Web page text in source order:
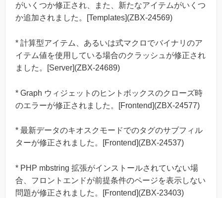
がいくつか修正され、また、新たなアイテムがいくつ
か追加されました。[Templates](ZBX-24569)
* 計算型アイテム、あるいは式マクロでバイナリのア
イテム値を使用している場合のクラッシュが修正され
ました。[Server](ZBX-24689)
* Graph ウィジェットのヒントボックスのクローズ時
のエラーが修正されました。[Frontend](ZBX-24577)
* 最新データのキオスクモードでのタグのサブフィル
ターが修正されました。[Frontend](ZBX-24537)
* PHP mbstring 拡張がインストールされていない場
合、フロントエンドが前提条件のページを表示しない
問題が修正されました。[Frontend](ZBX-23403)